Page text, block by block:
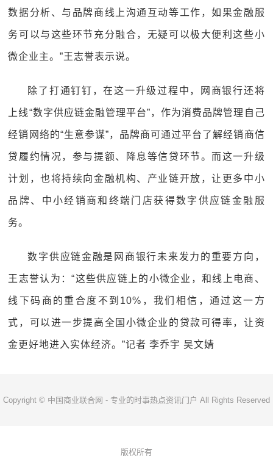
数据分析、与品牌商线上沟通互动等工作，如果金融服
务可以与这些环节充分融合，无疑可以极大便利这些小
微企业主。”王志誉表示说。
除了打通钉钉，在这一升级过程中，网商银行还将
上线“数字供应链金融管理平台”，作为消费品牌管理自己
经销网络的“生意参谋”，品牌商可通过平台了解经销商信
贷履约情况，参与提额、降息等信贷环节。而这一升级
计划，也将持续向金融机构、产业链开放，让更多中小
品牌、中小经销商和终端门店获得数字供应链金融服
务。
数字供应链金融是网商银行未来发力的重要方向，
王志誉认为：“这些供应链上的小微企业，和线上电商、
线下码商的重合度不到10%，我们相信，通过这一方
式，可以进一步提高全国小微企业的贷款可得率，让资
金更好地进入实体经济。”记者 李乔宇 吴文婧
Copyright © 中国商业联合网 - 专业的时事热点资讯门户 All Rights Reserved
版权所有